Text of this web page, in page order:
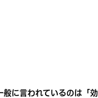
に言われているのは「